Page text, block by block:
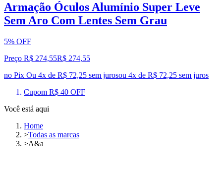
Armação Óculos Alumínio Super Leve
Sem Aro Com Lentes Sem Grau
5% OFF
Preço R$ 274,55R$ 274,55
no Pix Ou 4x de R$ 72,25 sem jurosou 4x de R$ 72,25 sem juros
Cupom R$ 40 OFF
Você está aqui
Home
>Todas as marcas
>A&a